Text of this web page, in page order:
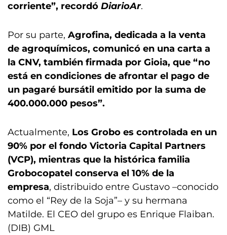
corriente”, recordó DiarioAr.
Por su parte, Agrofina, dedicada a la venta
de agroquímicos, comunicó en una carta a
la CNV, también firmada por Gioia, que “no
está en condiciones de afrontar el pago de
un pagaré bursátil emitido por la suma de
400.000.000 pesos”.
Actualmente, Los Grobo es controlada en un
90% por el fondo Victoria Capital Partners
(VCP), mientras que la histórica familia
Grobocopatel conserva el 10% de la
empresa, distribuido entre Gustavo –conocido
como el “Rey de la Soja”– y su hermana
Matilde. El CEO del grupo es Enrique Flaiban.
(DIB) GML